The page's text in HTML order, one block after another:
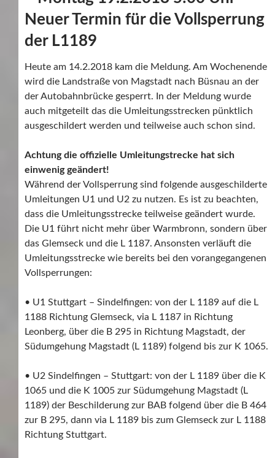
Neuer Termin für die Vollsperrung
der L1189
Heute am 14.2.2018 kam die Meldung. Am Wochenende
wird die Landstraße von Magstadt nach Büsnau an der
der Autobahnbrücke gesperrt. In der Meldung wurde
auch mitgeteilt das die Umleitungsstrecken pünktlich
ausgeschildert werden und teilweise auch schon sind.
Achtung die offizielle Umleitungstrecke hat sich
einwenig geändert!
Während der Vollsperrung sind folgende ausgeschilderte
Umleitungen U1 und U2 zu nutzen. Es ist zu beachten,
dass die Umleitungsstrecke teilweise geändert wurde.
Die U1 führt nicht mehr über Warmbronn, sondern über
das Glemseck und die L 1187. Ansonsten verläuft die
Umleitungsstrecke wie bereits bei den vorangegangenen
Vollsperrungen:
• U1 Stuttgart – Sindelfingen: von der L 1189 auf die L
1188 Richtung Glemseck, via L 1187 in Richtung
Leonberg, über die B 295 in Richtung Magstadt, der
Südumgehung Magstadt (L 1189) folgend bis zur K 1065.
• U2 Sindelfingen – Stuttgart: von der L 1189 über die K
1065 und die K 1005 zur Südumgehung Magstadt (L
1189) der Beschilderung zur BAB folgend über die B 464
zur B 295, dann via L 1189 bis zum Glemseck zur L 1188
Richtung Stuttgart.